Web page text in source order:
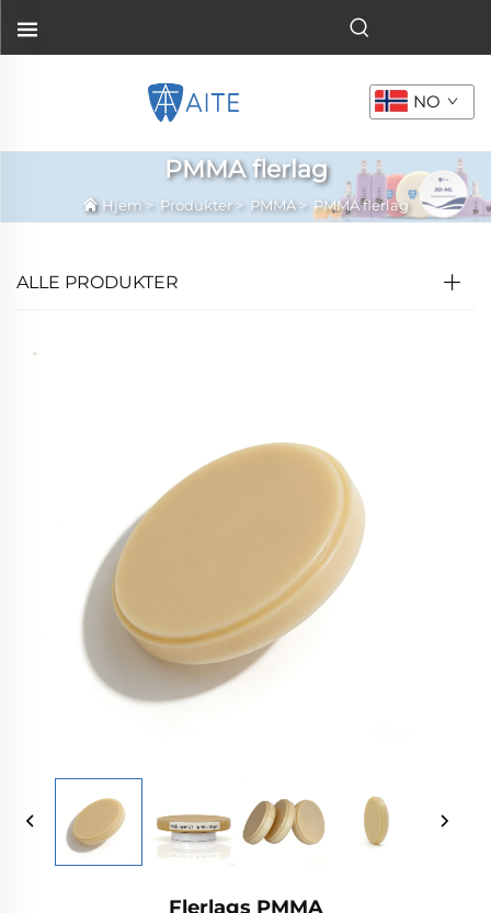
NO
PMMA flerlag
Hjem > Produkter> PMMA> PMMA flerlag
ALLE PRODUKTER
Flerlags PMMA